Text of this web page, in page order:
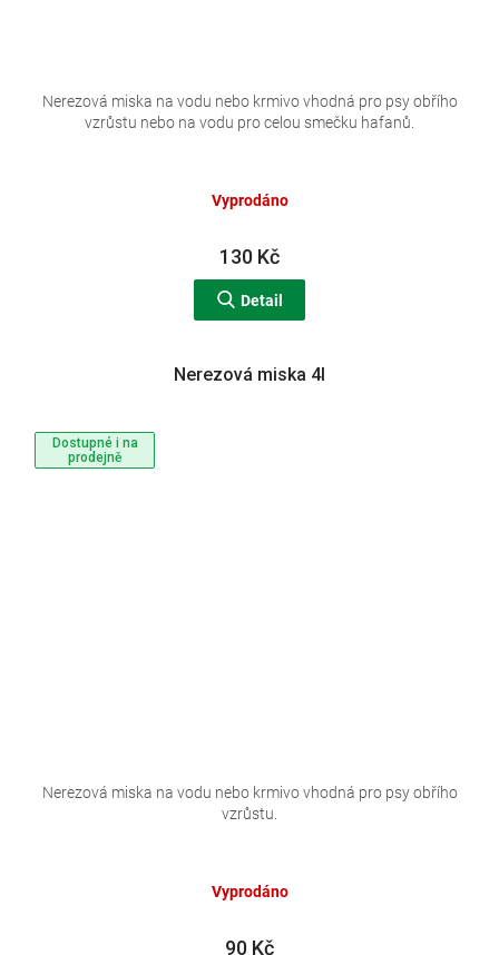
Vyprodáno
130 Kč
Detail
Nerezová miska na vodu nebo krmivo vhodná pro psy obřího
vzrůstu nebo na vodu pro celou smečku hafanů.
Dostupné i na
prodejně
Nerezová miska 4l
Vyprodáno
90 Kč
Nerezová miska na vodu nebo krmivo vhodná pro psy obřího
vzrůstu.